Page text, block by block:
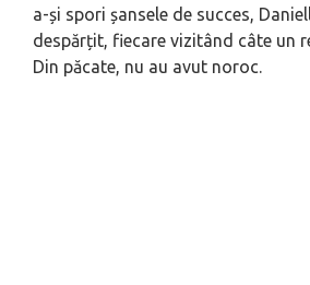
a-și spori șansele de succes,
despărțit, fiecare vizitând câte un
Din păcate, nu au avut noroc.